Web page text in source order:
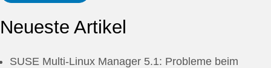
Neueste Artikel
SUSE Multi-Linux Manager 5.1: Probleme beim